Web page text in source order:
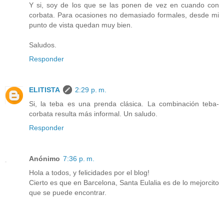
Y si, soy de los que se las ponen de vez en cuando con
corbata. Para ocasiones no demasiado formales, desde mi
punto de vista quedan muy bien.
Saludos.
Responder
ELITISTA
2:29 p. m.
Si, la teba es una prenda clásica. La combinación teba-
corbata resulta más informal. Un saludo.
Responder
Anónimo 7:36 p. m.
Hola a todos, y felicidades por el blog!
Cierto es que en Barcelona, Santa Eulalia es de lo mejorcito
que se puede encontrar.